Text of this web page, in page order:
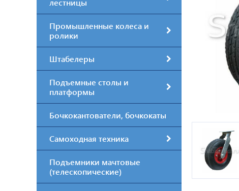
лестницы
Промышленные колеса и
ролики
Штабелеры
Подъемные столы и
платформы
Бочкокантователи, бочкокаты
Самоходная техника
Подъемники мачтовые
(телескопические)